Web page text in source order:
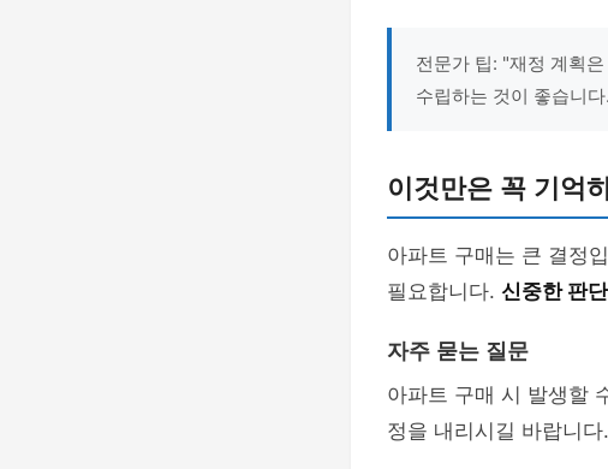
전문가 팁: "재정 계획
수립하는 것이 좋습니다
이것만은 꼭 기억
아파트 구매는 큰 결정
필요합니다. 신중한 판
자주 묻는 질문
아파트 구매 시 발생할
정을 내리시길 바랍니다.